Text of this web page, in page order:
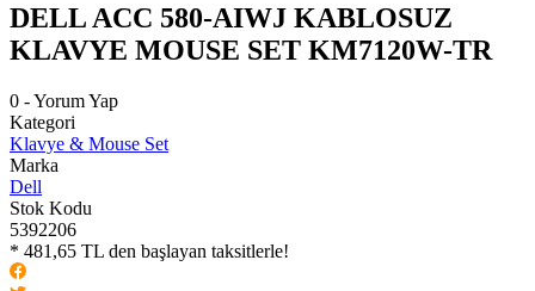
DELL ACC 580-AIWJ KABLOSUZ
KLAVYE MOUSE SET KM7120W-TR
0 - Yorum Yap
Kategori
Klavye & Mouse Set
Marka
Dell
Stok Kodu
5392206
* 481,65 TL den başlayan taksitlerle!